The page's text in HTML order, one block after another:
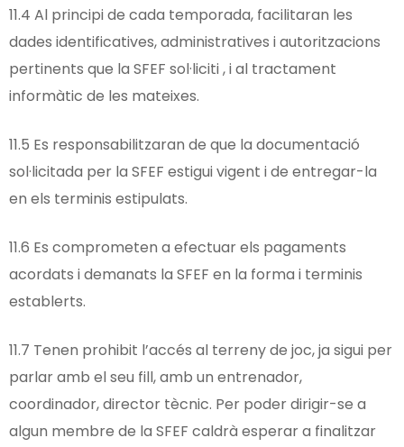
11.4 Al principi de cada temporada, facilitaran les
dades identificatives, administratives i autoritzacions
pertinents que la SFEF sol·liciti , i al tractament
informàtic de les mateixes.
11.5 Es responsabilitzaran de que la documentació
sol·licitada per la SFEF estigui vigent i de entregar-la
en els terminis estipulats.
11.6 Es comprometen a efectuar els pagaments
acordats i demanats la SFEF en la forma i terminis
establerts.
11.7 Tenen prohibit l’accés al terreny de joc, ja sigui per
parlar amb el seu fill, amb un entrenador,
coordinador, director tècnic. Per poder dirigir-se a
algun membre de la SFEF caldrà esperar a finalitzar